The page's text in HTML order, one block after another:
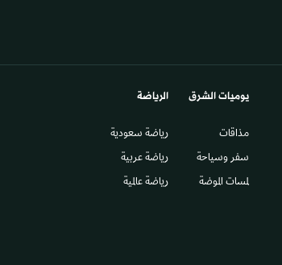
يوميات الشرق​
مذاقات
سفر وسياحة
لمسات الموضة
الرياضة
رياضة سعودية
رياضة عربية
رياضة عالمية